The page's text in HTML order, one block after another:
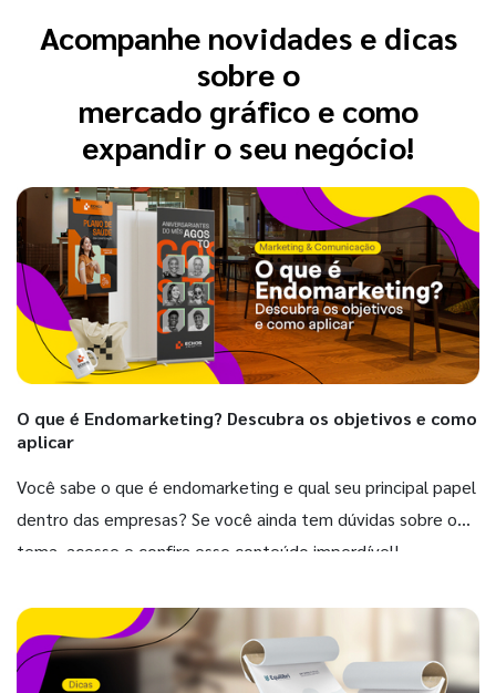
Acompanhe novidades e dicas
sobre o
mercado gráfico e como
expandir o seu negócio!
O que é Endomarketing? Descubra os objetivos e como
aplicar
Você sabe o que é endomarketing e qual seu principal papel
dentro das empresas? Se você ainda tem dúvidas sobre o
tema, acesse e confira esse conteúdo imperdível!